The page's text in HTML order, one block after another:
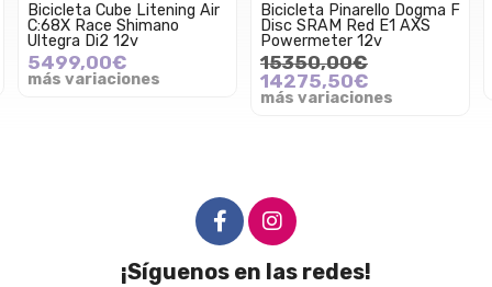
Bicicleta Cube Litening Air
C:68X Race Shimano
Ultegra Di2 12v
5499,00€
más variaciones
Bicicleta Pinarello Dogma F
Disc SRAM Red E1 AXS
Powermeter 12v
15350,00€
14275,50€
más variaciones
¡Síguenos en las redes!